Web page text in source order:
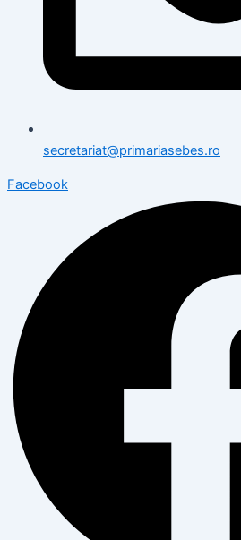
secretariat@primariasebes.ro
Facebook